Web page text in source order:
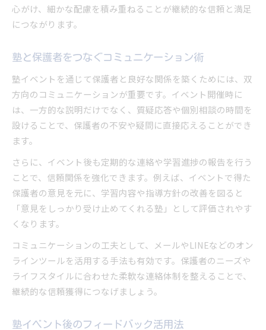
心がけ、細かな配慮を積み重ねることが継続的な信頼と満足
につながります。
塾と保護者をつなぐコミュニケーション術
塾イベントを通じて保護者と良好な関係を築くためには、双
方向のコミュニケーションが重要です。イベント開催時に
は、一方的な説明だけでなく、質疑応答や個別相談の時間を
設けることで、保護者の不安や疑問に直接応えることができ
ます。
さらに、イベント後も定期的な連絡や学習進捗の報告を行う
ことで、信頼関係を強化できます。例えば、イベントで得た
保護者の意見を元に、学習内容や指導方針の改善を図ると
「意見をしっかり受け止めてくれる塾」として評価されやす
くなります。
コミュニケーションの工夫として、メールやLINEなどのオン
ラインツールを活用する手法も有効です。保護者のニーズや
ライフスタイルに合わせた柔軟な連絡体制を整えることで、
継続的な信頼獲得につなげましょう。
塾イベント後のフィードバック活用法